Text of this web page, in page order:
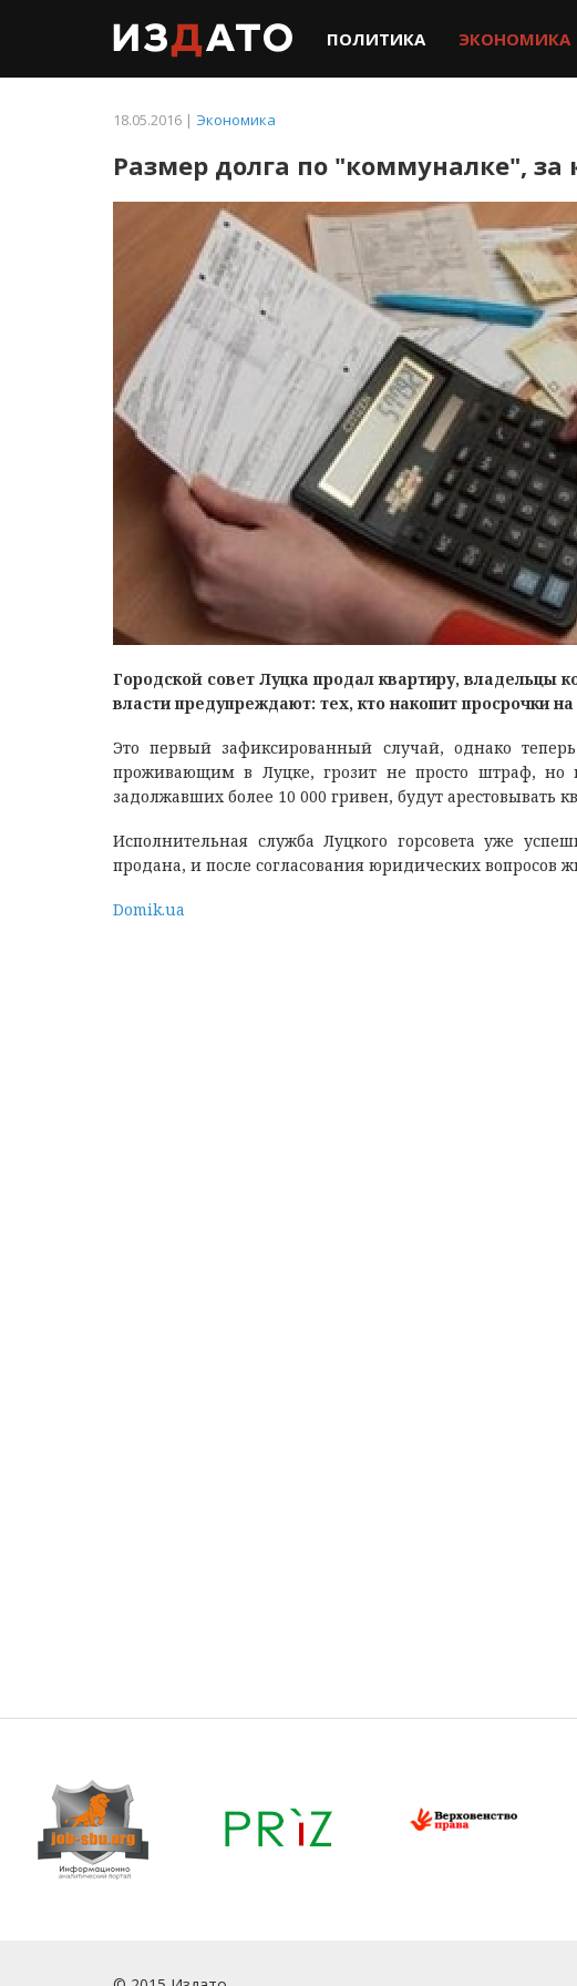
ПОЛИТИКА ЭКОНОМИКА
18.05.2016 | Экономика
Размер долга по "коммуналке", за
Городской совет Луцка продал квартиру, владельцы
власти предупреждают: тех, кто накопит просрочки
Это первый зафиксированный случай, однако
проживающим в Луцке, грозит не просто штраф, но
задолжавших более 10 000 гривен, будут арестовывать
Исполнительная служба Луцкого горсовета уже
продана, и после согласования юридических вопросов
Domik.ua